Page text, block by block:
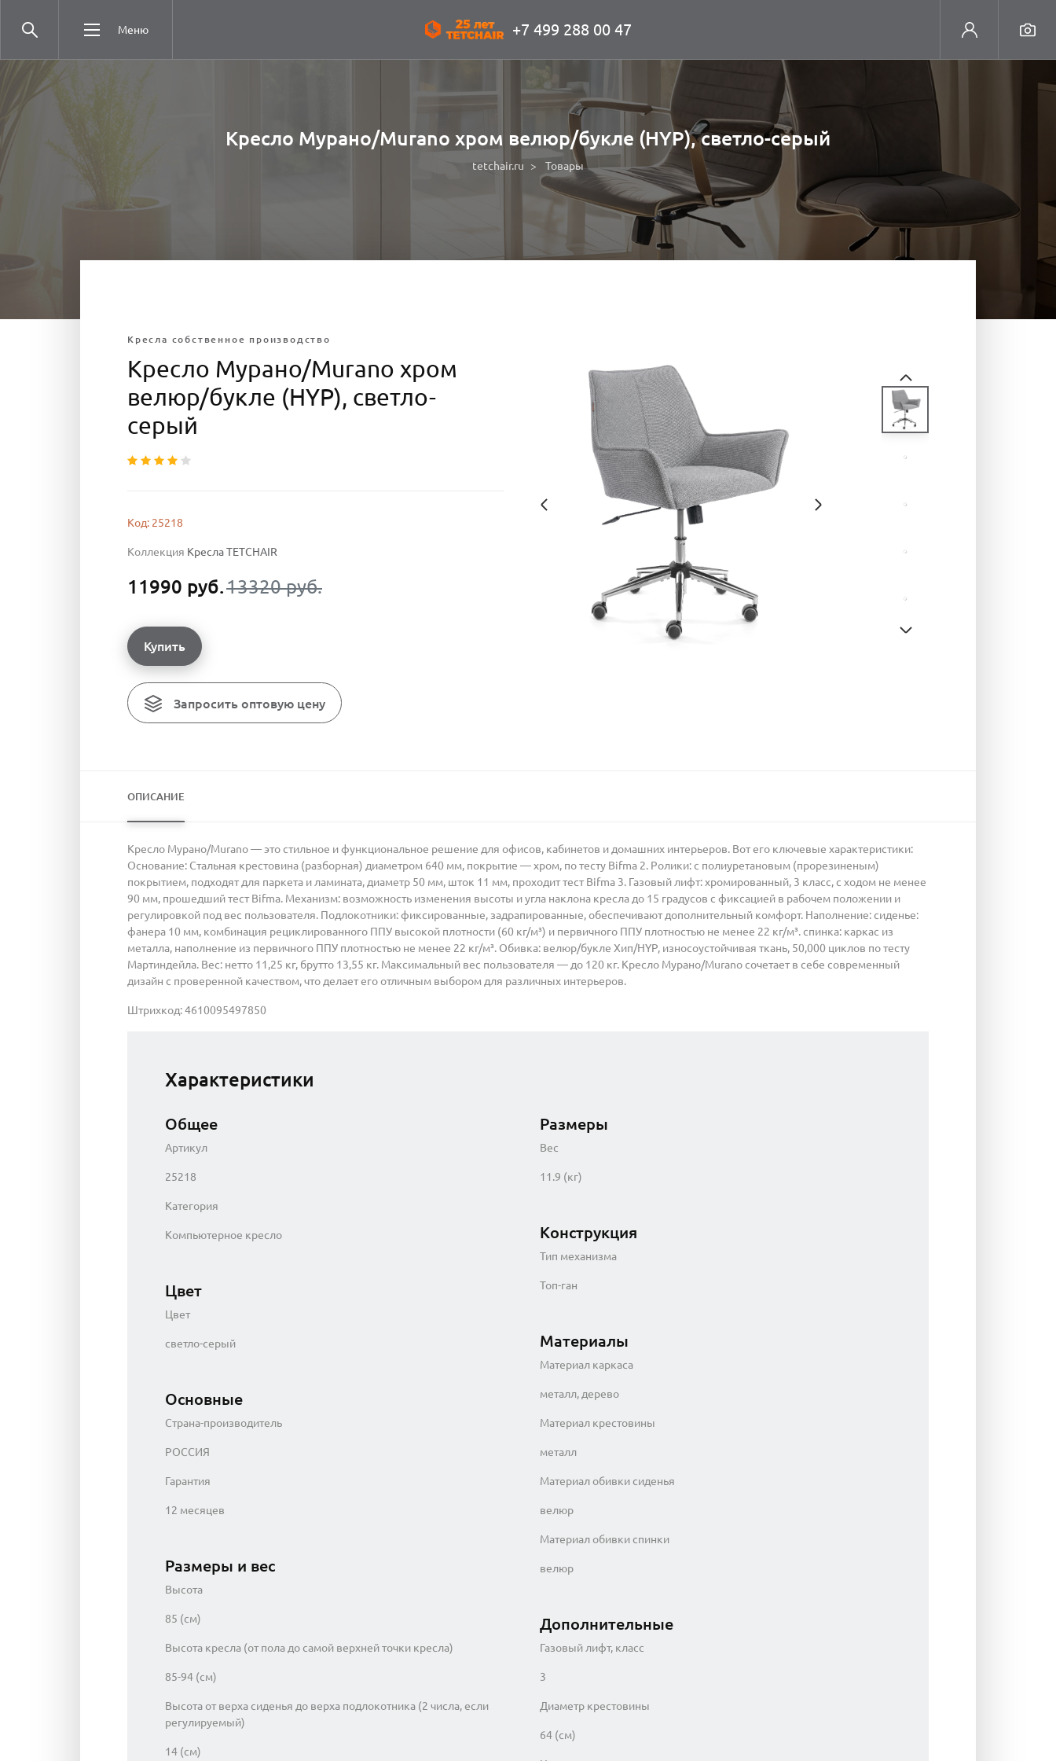
Меню +7 499 288 00 47
Кресло Мурано/Murano хром велюр/букле (HYP), светло-серый
tetchair.ru Товары
Кресла собственное производство
Кресло Мурано/Murano хром
велюр/букле (HYP), светло-
серый
Код: 25218
Коллекция Кресла TETCHAIR
11990 руб.13320 руб.
Купить
Запросить оптовую цену
ОПИСАНИЕ
Кресло Мурано/Murano — это стильное и функциональное решение для офисов, кабинетов и домашних интерьеров. Вот его ключевые характеристики:
Основание: Стальная крестовина (разборная) диаметром 640 мм, покрытие — хром, по тесту Bifma 2. Ролики: с полиуретановым (прорезиненым)
покрытием, подходят для паркета и ламината, диаметр 50 мм, шток 11 мм, проходит тест Bifma 3. Газовый лифт: хромированный, 3 класс, с ходом не менее
90 мм, прошедший тест Bifma. Механизм: возможность изменения высоты и угла наклона кресла до 15 градусов с фиксацией в рабочем положении и
регулировкой под вес пользователя. Подлокотники: фиксированные, задрапированные, обеспечивают дополнительный комфорт. Наполнение: сиденье:
фанера 10 мм, комбинация рециклированного ППУ высокой плотности (60 кг/м³) и первичного ППУ плотностью не менее 22 кг/м³. спинка: каркас из
металла, наполнение из первичного ППУ плотностью не менее 22 кг/м³. Обивка: велюр/букле Хип/HYP, износоустойчивая ткань, 50,000 циклов по тесту
Мартиндейла. Вес: нетто 11,25 кг, брутто 13,55 кг. Максимальный вес пользователя — до 120 кг. Кресло Мурано/Murano сочетает в себе современный
дизайн с проверенной качеством, что делает его отличным выбором для различных интерьеров.
Штрихкод: 4610095497850
Характеристики
Общее
Артикул
25218
Категория
Компьютерное кресло
Цвет
Цвет
светло-серый
Основные
Страна-производитель
РОССИЯ
Гарантия
12 месяцев
Размеры и вес
Высота
85 (см)
Высота кресла (от пола до самой верхней точки кресла)
85-94 (см)
Высота от верха сиденья до верха подлокотника (2 числа, если
регулируемый)
14 (см)
Размеры
Вес
11.9 (кг)
Конструкция
Тип механизма
Топ-ган
Материалы
Материал каркаса
металл, дерево
Материал крестовины
металл
Материал обивки сиденья
велюр
Материал обивки спинки
велюр
Дополнительные
Газовый лифт, класс
3
Диаметр крестовины
64 (см)